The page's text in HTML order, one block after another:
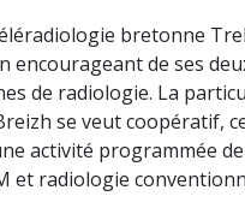
bretonne
de ses
de radiologie. La
se veut coopératif,
activité programmée
et radiologie